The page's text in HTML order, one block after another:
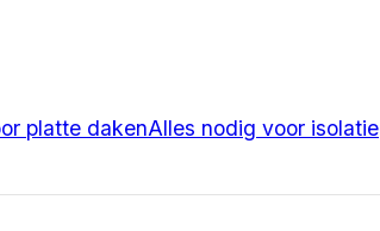
platte dakenAlles nodig voor isolatie